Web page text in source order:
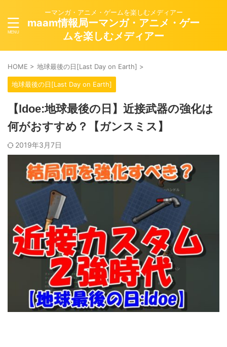
ーマンガ・アニメ・ゲームを楽しむメディアー
maam情報局ーマンガ・アニメ・ゲー
ムを楽しむメディアー
HOME > 地球最後の日[Last Day on Earth] >
地球最後の日[Last Day on Earth]
【ldoe:地球最後の日】近接武器の強化は
何がおすすめ？【ガンスミス】
2019年3月7日